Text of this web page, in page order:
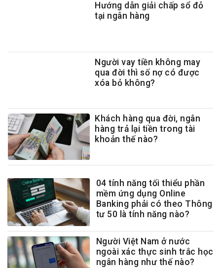
Hướng dẫn giải chấp sổ đỏ
tại ngân hàng
Người vay tiền không may
qua đời thì số nợ có được
xóa bỏ không?
Khách hàng qua đời, ngân
hàng trả lại tiền trong tài
khoản thế nào?
04 tính năng tối thiểu phần
mềm ứng dụng Online
Banking phải có theo Thông
tư 50 là tính năng nào?
Người Việt Nam ở nước
ngoài xác thực sinh trắc học
ngân hàng như thế nào?